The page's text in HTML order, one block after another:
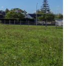
ALERTE
L'AGENCE